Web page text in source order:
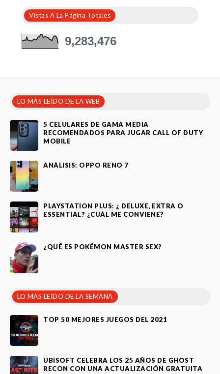
Vistas A La Página Totales
9,283,476
LO MÁS LEÍDO DE LA WEB
5 CELULARES DE GAMA MEDIA
RECOMENDADOS PARA JUGAR CALL OF DUTY
MOBILE
ANÁLISIS: OPPO RENO 7
PLAYSTATION PLUS: ¿ DELUXE, EXTRA O
ESSENTIAL? ¿CUÁL ME CONVIENE?
¿QUÉ ES POKÉMON MASTER SEX?
LO MÁS LEÍDO DE LA SEMANA
TOP 50 MEJORES JUEGOS DEL 2021
UBISOFT CELEBRA LOS 25 AÑOS DE GHOST
RECON CON UNA ACTUALIZACIÓN GRATUITA